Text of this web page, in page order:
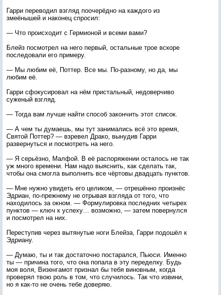
Гарри переводил взгляд поочерёдно на каждого из
змеёнышей и наконец спросил:
— Что происходит с Гермионой и всеми вами?
Блейз посмотрел на него первый, остальные трое вскоре
последовали его примеру.
— Мы любим её, Поттер. Все мы. По-разному, но да, мы
любим её.
Гарри сфокусировал на нём пристальный, недоверчиво
суженый взгляд.
— Тогда вам лучше найти способ закончить этот список.
— А чем ты думаешь, мы тут занимались всё это время,
Святой Поттер? — взревел Драко, вынудив Гарри
развернуться и посмотреть на него.
— Я серьёзно, Малфой. В её распоряжении осталось не так
уж много времени. Нам надо выяснить, как сделать так,
чтобы она смогла выполнить все чёртовы двадцать пунктов.
— Мне нужно увидеть его целиком, — отрешённо произнёс
Эдриан, по-прежнему не отрывая взгляда от того, что
находилось за окном. — Формулировка последних четырех
пунктов — ключ к успеху… возможно, — затем повернулся
и посмотрел на них.
Переступив через вытянутые ноги Блейза, Гарри подошёл к
Эдриану.
— Думаю, ты и так достаточно постарался, Пьюси. Именно
ты — причина того, что она попала в эту переделку. Будь
моя воля, Визенгамот признал бы тебя виновным, когда
проверял твою роль в том, что случилось. Так что извини,
но я как-то не очень тебе доверяю.